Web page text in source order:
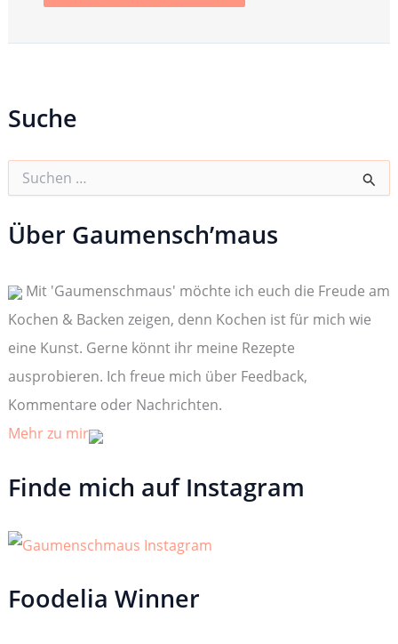
Suche
h
e
a
h
:
Über Gaumensch’maus
Mit 'Gaumenschmaus' möchte ich euch die Freude am
Kochen & Backen zeigen, denn Kochen ist für mich wie
eine Kunst. Gerne könnt ihr meine Rezepte
ausprobieren. Ich freue mich über Feedback,
Kommentare oder Nachrichten.
Mehr zu mir
Finde mich auf Instagram
Foodelia Winner